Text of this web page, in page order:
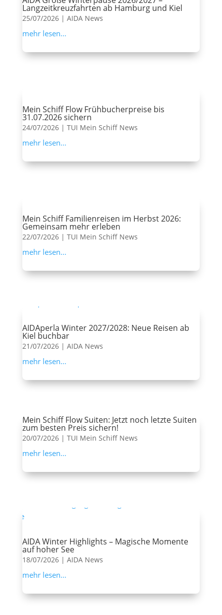
Langzeitkreuzfahrten ab Hamburg und Kiel
25/07/2026| AIDA News
mehr lesen...
Mein Schiff Flow Frühbucherpreise bis
31.07.2026 sichern
24/07/2026| TUI Mein Schiff News
mehr lesen...
Mein Schiff Familienreisen im Herbst 2026:
Gemeinsam mehr erleben
22/07/2026| TUI Mein Schiff News
mehr lesen...
AIDAperla Winter 2027/2028: Neue Reisen ab
Kiel buchbar
21/07/2026| AIDA News
mehr lesen...
Mein Schiff Flow Suiten: Jetzt noch letzte Suiten
zum besten Preis sichern!
20/07/2026| TUI Mein Schiff News
mehr lesen...
AIDA Winter Highlights – Magische Momente
auf hoher See
18/07/2026| AIDA News
mehr lesen...